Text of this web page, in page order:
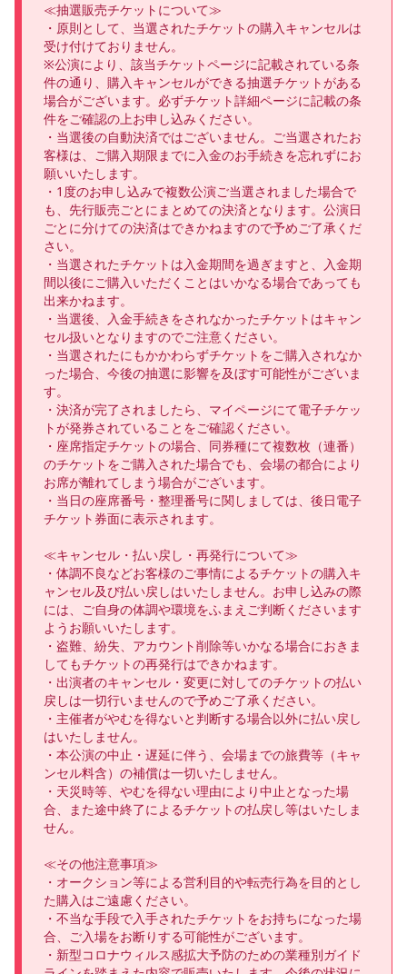
≪抽選販売チケットについて≫
・原則として、当選されたチケットの購入キャンセルは
受け付けておりません。
※公演により、該当チケットページに記載されている条
件の通り、購入キャンセルができる抽選チケットがある
場合がございます。必ずチケット詳細ページに記載の条
件をご確認の上お申し込みください。
・当選後の自動決済ではございません。ご当選されたお
客様は、ご購入期限までに入金のお手続きを忘れずにお
願いいたします。
・1度のお申し込みで複数公演ご当選されました場合で
も、先行販売ごとにまとめての決済となります。公演日
ごとに分けての決済はできかねますので予めご了承くだ
さい。
・当選されたチケットは入金期間を過ぎますと、入金期
間以後にご購入いただくことはいかなる場合であっても
出来かねます。
・当選後、入金手続きをされなかったチケットはキャン
セル扱いとなりますのでご注意ください。
・当選されたにもかかわらずチケットをご購入されなか
った場合、今後の抽選に影響を及ぼす可能性がございま
す。
・決済が完了されましたら、マイページにて電子チケッ
トが発券されていることをご確認ください。
・座席指定チケットの場合、同券種にて複数枚（連番）
のチケットをご購入された場合でも、会場の都合により
お席が離れてしまう場合がございます。
・当日の座席番号・整理番号に関しましては、後日電子
チケット券面に表示されます。
≪キャンセル・払い戻し・再発行について≫
・体調不良などお客様のご事情によるチケットの購入キ
ャンセル及び払い戻しはいたしません。お申し込みの際
には、ご自身の体調や環境をふまえご判断くださいます
ようお願いいたします。
・盗難、紛失、アカウント削除等いかなる場合におきま
してもチケットの再発行はできかねます。
・出演者のキャンセル・変更に対してのチケットの払い
戻しは一切行いませんので予めご了承ください。
・主催者がやむを得ないと判断する場合以外に払い戻し
はいたしません。
・本公演の中止・遅延に伴う、会場までの旅費等（キャ
ンセル料含）の補償は一切いたしません。
・天災時等、やむを得ない理由により中止となった場
合、また途中終了によるチケットの払戻し等はいたしま
せん。
≪その他注意事項≫
・オークション等による営利目的や転売行為を目的とし
た購入はご遠慮ください。
・不当な手段で入手されたチケットをお持ちになった場
合、ご入場をお断りする可能性がございます。
・新型コロナウィルス感拡大予防のための業種別ガイド